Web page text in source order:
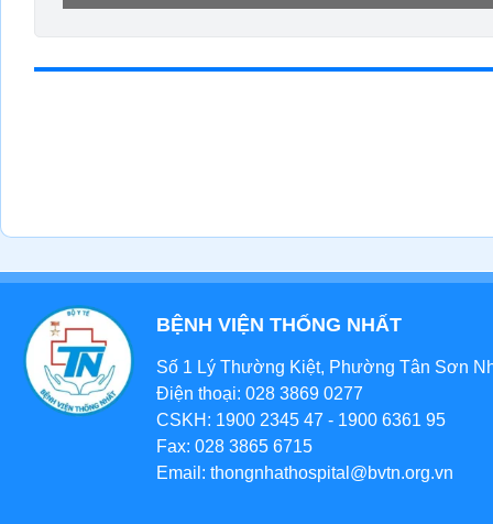
BỆNH VIỆN THỐNG NHẤT
Số 1 Lý Thường Kiệt, Phường Tân Sơn
Điện thoại: 028 3869 0277
CSKH: 1900 2345 47 - 1900 6361 95
Fax: 028 3865 6715
Email: thongnhathospital@bvtn.org.vn